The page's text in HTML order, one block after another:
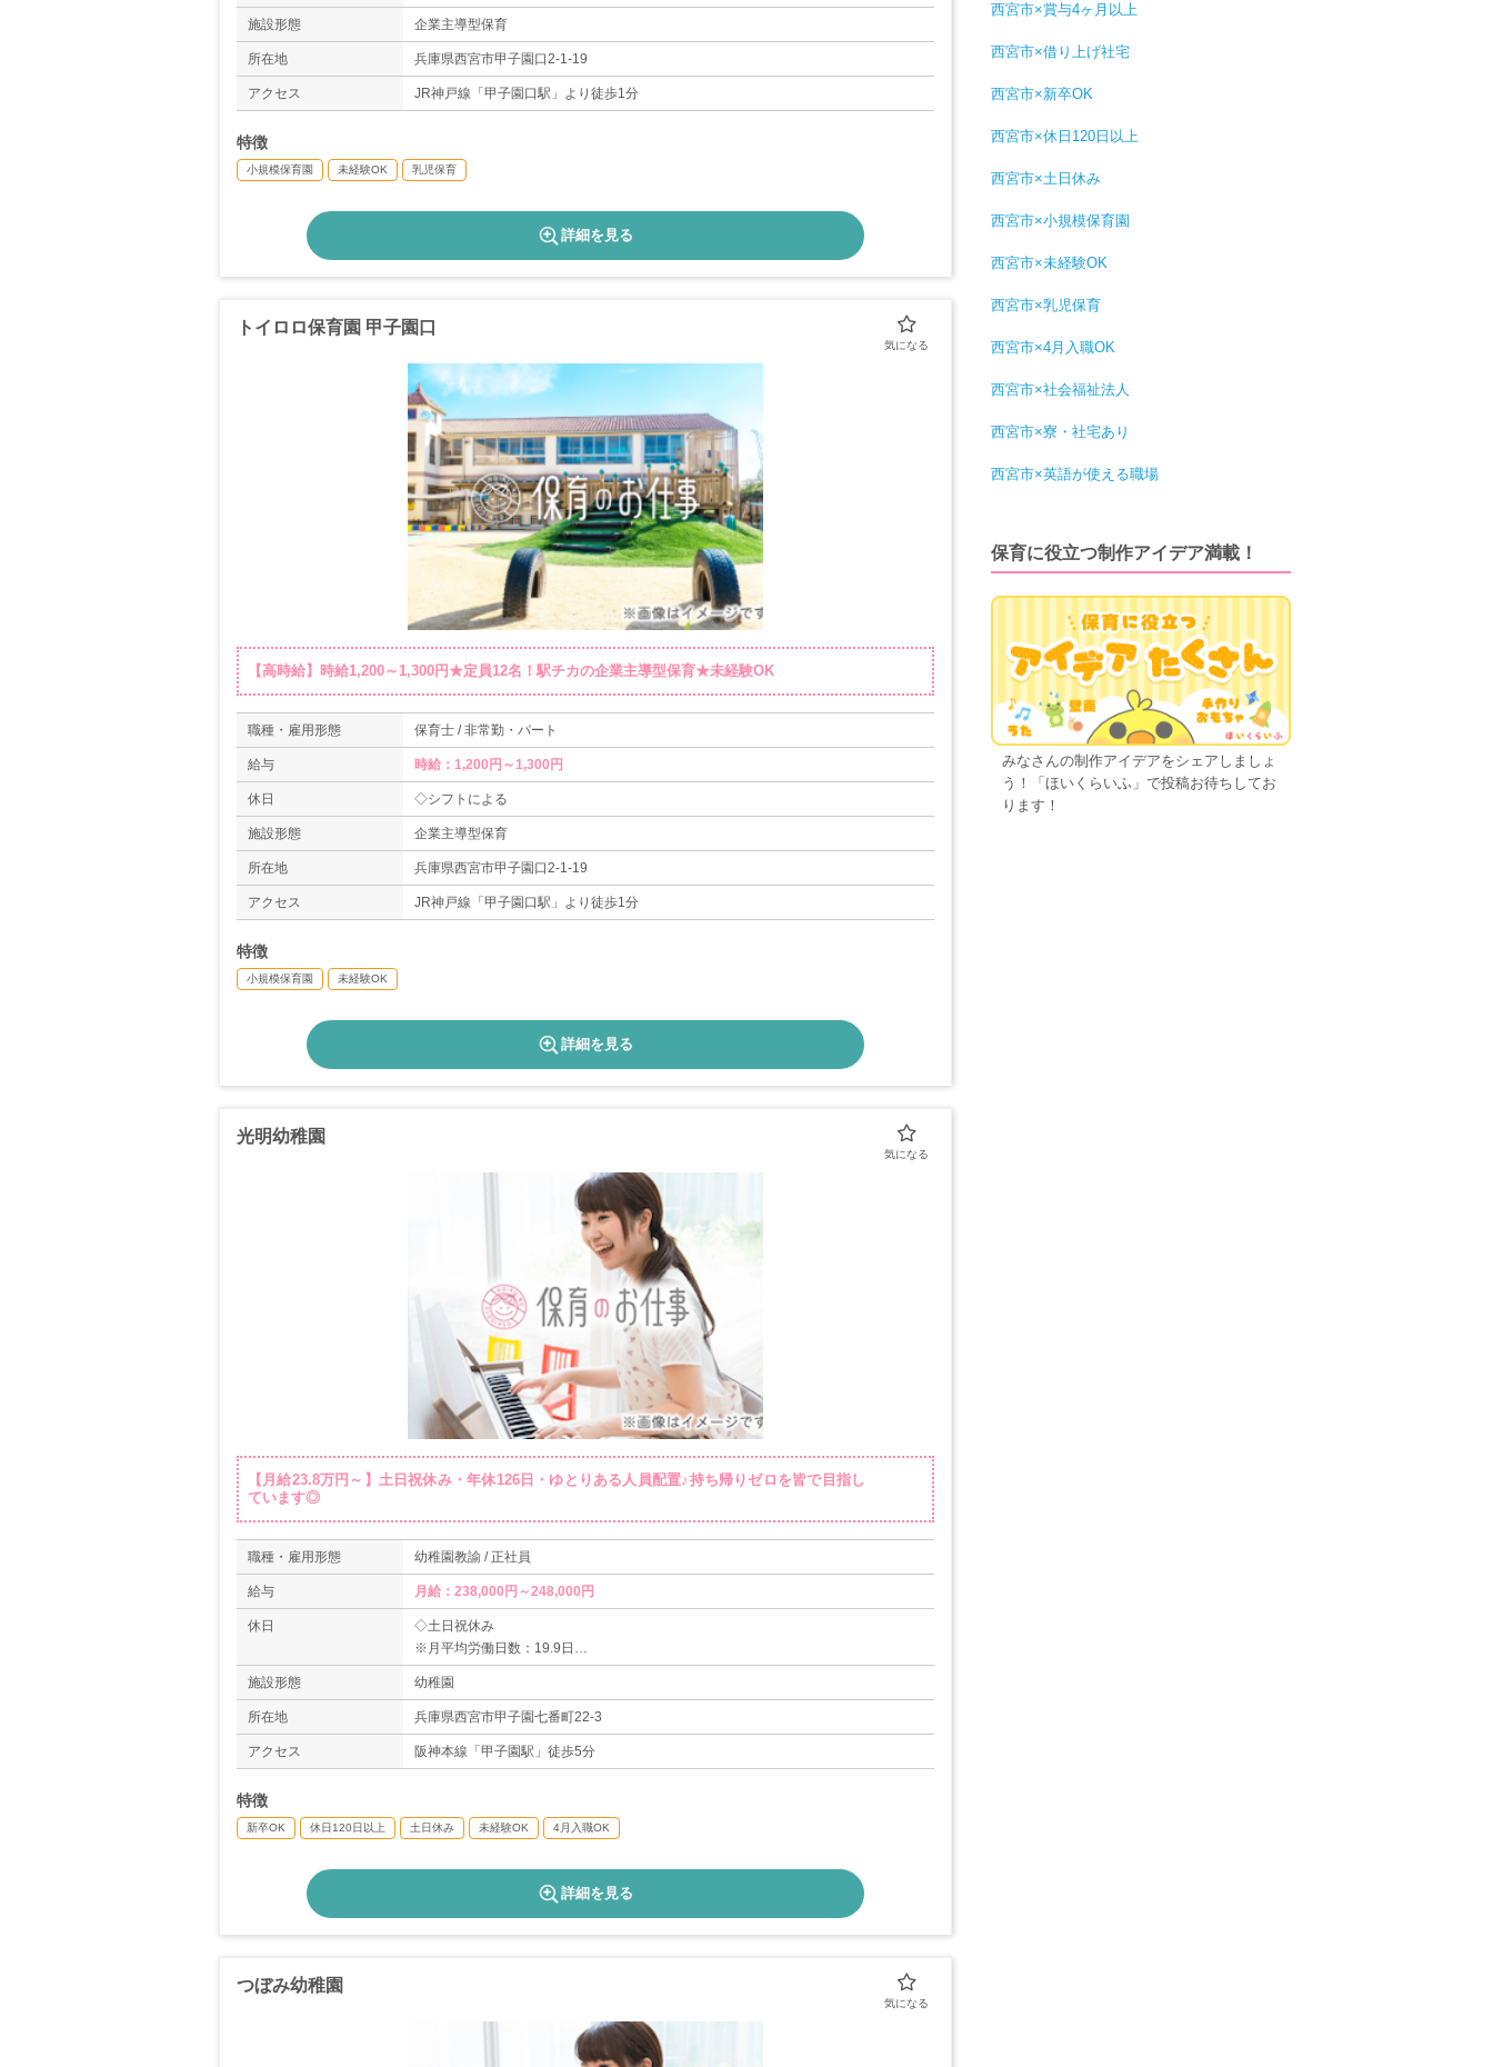
◇産休・育休（実績あり）
＊年間休日数112日
施設形態 企業主導型保育
所在地 兵庫県西宮市甲子園口2-1-19
アクセス JR神戸線「甲子園口駅」より徒歩1分
特徴
小規模保育園 未経験OK 乳児保育
詳細を見る
トイロロ保育園 甲子園口
【高時給】時給1,200～1,300円★定員12名！駅チカの企業主導型保育★未経験OK
職種・雇用形態 保育士 / 非常勤・パート
給与 時給：1,200円～1,300円
休日 ◇シフトによる
施設形態 企業主導型保育
所在地 兵庫県西宮市甲子園口2-1-19
アクセス JR神戸線「甲子園口駅」より徒歩1分
特徴
小規模保育園 未経験OK
詳細を見る
光明幼稚園
【月給23.8万円～】土日祝休み・年休126日・ゆとりある人員配置♪持ち帰りゼロを皆で目指し
ています◎
職種・雇用形態 幼稚園教諭 / 正社員
給与 月給：238,000円～248,000円
休日
◇土日祝休み
※月平均労働日数：19.9日
◇夏季休暇
◇年末年始
◇その他の休み
◇有給休暇
＊年間休日126日
施設形態 幼稚園
所在地 兵庫県西宮市甲子園七番町22-3
アクセス 阪神本線「甲子園駅」徒歩5分
特徴
新卒OK 休日120日以上 土日休み 未経験OK 4月入職OK
詳細を見る
つぼみ幼稚園
西宮市×賞与4ヶ月以上
西宮市×借り上げ社宅
西宮市×新卒OK
西宮市×休日120日以上
西宮市×土日休み
西宮市×小規模保育園
西宮市×未経験OK
西宮市×乳児保育
西宮市×4月入職OK
西宮市×社会福祉法人
西宮市×寮・社宅あり
西宮市×英語が使える職場
保育に役立つ制作アイデア満載！
みなさんの制作アイデアをシェアしましょ
う！「ほいくらいふ」で投稿お待ちしてお
ります！